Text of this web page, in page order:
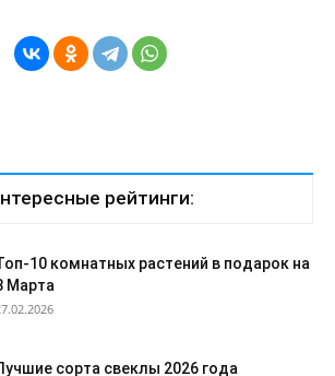
рейтинги:
10 комнатных растений в подарок на
Марта
сорта свеклы 2026 года